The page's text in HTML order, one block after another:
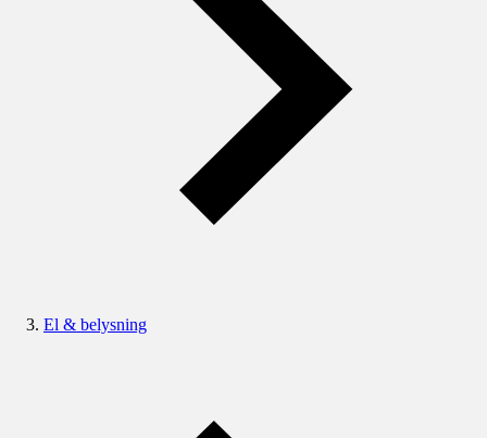
El & belysning